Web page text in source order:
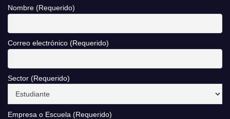
Nombre (Requerido)
Correo electrónico (Requerido)
Sector (Requerido)
Empresa o Escuela (Requerido)